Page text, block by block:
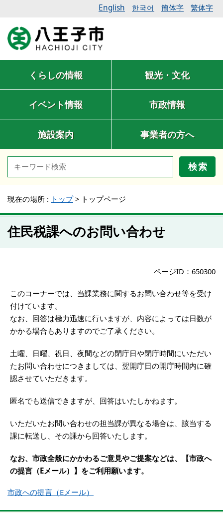
English 한국어 簡体字 繁体字
くらしの情報 観光・文化
イベント情報 市政情報
施設案内 事業者の方へ
検索
現在の場所 : トップ> トップページ
住民税課へのお問い合わせ
ページID：650300
このコーナーでは、当課業務に関するお問い合わせ等を受け
付けています。
なお、回答は極力迅速に行いますが、内容によっては日数が
かかる場合もありますのでご了承ください。
土曜、日曜、祝日、夜間などの閉庁日や閉庁時間にいただい
たお問い合わせにつきましては、翌開庁日の開庁時間内に確
認させていただきます。
匿名でも送信できますが、回答はいたしかねます。
いただいたお問い合わせの担当課が異なる場合は、該当する
課に転送し、その課から回答いたします。
なお、市政全般にかかわるご意見やご提案などは、【市政へ
の提言（Eメール）】をご利用願います。
市政への提言（Eメール）